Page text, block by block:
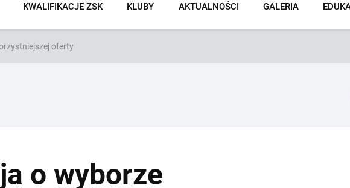
KWALIFIKACJE ZSK KLUBY AKTUALNOŚCI GALERIA
oferty
o wyborze